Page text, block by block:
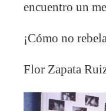
encuentro un
¡Cómo no
Flor Zapata